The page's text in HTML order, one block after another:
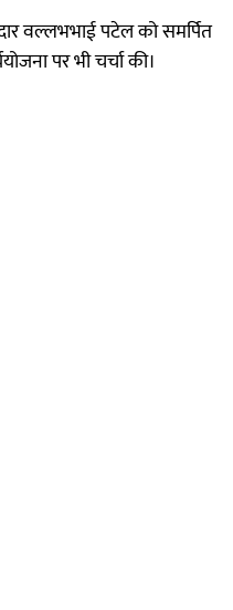
वल्लभभाई पटेल को समर्पित
पर भी चर्चा की।